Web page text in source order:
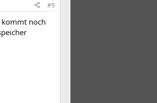
#9
kommt noch